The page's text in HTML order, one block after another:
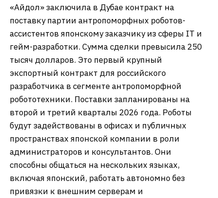
«Айдол» заключила в Дубае контракт на
поставку партии антропоморфных роботов-
ассистентов японскому заказчику из сферы IT и
гейм-разработки. Сумма сделки превысила 250
тысяч долларов. Это первый крупный
экспортный контракт для российского
разработчика в сегменте антропоморфной
робототехники. Поставки запланированы на
второй и третий кварталы 2026 года. Роботы
будут задействованы в офисах и публичных
пространствах японской компании в роли
администраторов и консультантов. Они
способны общаться на нескольких языках,
включая японский, работать автономно без
привязки к внешним серверам и